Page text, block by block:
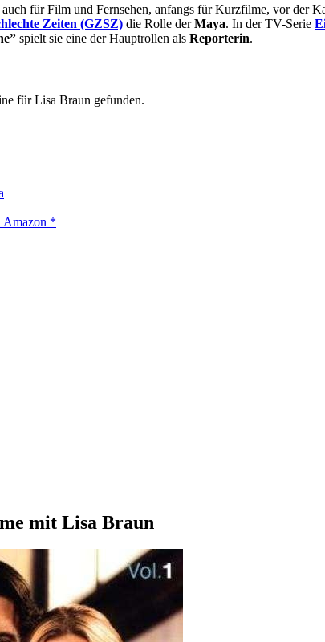
auch für Film und Fernsehen, anfangs für Kurzfilme, vor der
Zeiten (GZSZ) die Rolle derMaya. In der TV-Serie
spielt sie eine der Hauptrollen als Reporterin.
für Lisa Braun gefunden.
Amazon *
mit Lisa Braun